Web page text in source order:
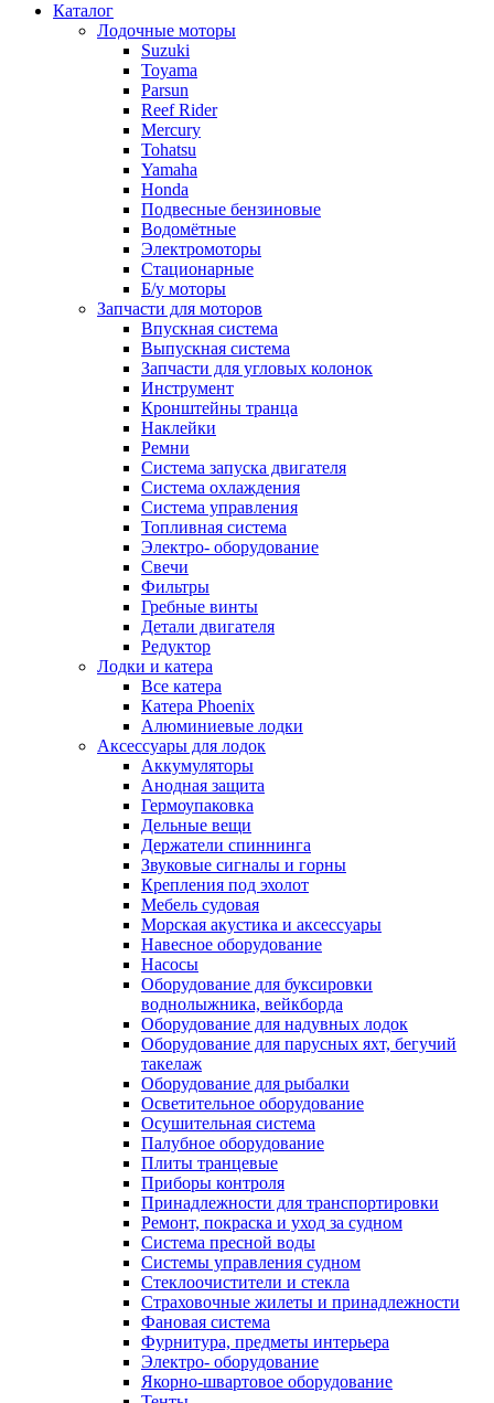
Каталог
Лодочные моторы
Suzuki
Toyama
Parsun
Reef Rider
Mercury
Tohatsu
Yamaha
Honda
Подвесные бензиновые
Водомётные
Электромоторы
Стационарные
Б/у моторы
Запчасти для моторов
Впускная система
Выпускная система
Запчасти для угловых колонок
Инструмент
Кронштейны транца
Наклейки
Ремни
Система запуска двигателя
Система охлаждения
Система управления
Топливная система
Электро- оборудование
Свечи
Фильтры
Гребные винты
Детали двигателя
Редуктор
Лодки и катера
Все катера
Катера Phoenix
Алюминиевые лодки
Аксессуары для лодок
Аккумуляторы
Анодная защита
Гермоупаковка
Дельные вещи
Держатели спиннинга
Звуковые сигналы и горны
Крепления под эхолот
Мебель судовая
Морская акустика и аксессуары
Навесное оборудование
Насосы
Оборудование для буксировки
воднолыжника, вейкборда
Оборудование для надувных лодок
Оборудование для парусных яхт, бегучий
такелаж
Оборудование для рыбалки
Осветительное оборудование
Осушительная система
Палубное оборудование
Плиты транцевые
Приборы контроля
Принадлежности для транспортировки
Ремонт, покраска и уход за судном
Система пресной воды
Системы управления судном
Стеклоочистители и стекла
Страховочные жилеты и принадлежности
Фановая система
Фурнитура, предметы интерьера
Электро- оборудование
Якорно-швартовое оборудование